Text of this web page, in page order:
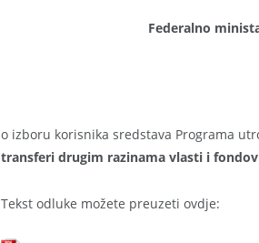
Federalno
o izboru korisnika sredstava Programa
transferi drugim razinama vlasti i
Tekst odluke možete preuzeti ovdje: